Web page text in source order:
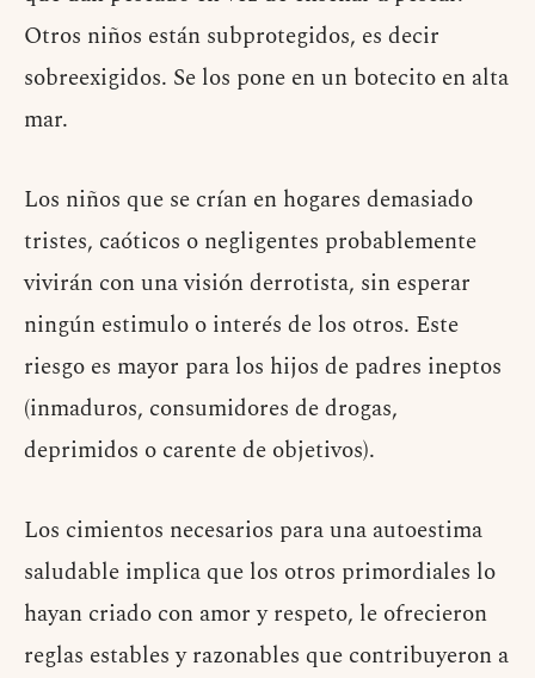
Otros niños están subprotegidos, es decir
sobreexigidos. Se los pone en un botecito en alta
mar.
Los niños que se crían en hogares demasiado
tristes, caóticos o negligentes probablemente
vivirán con una visión derrotista, sin esperar
ningún estimulo o interés de los otros. Este
riesgo es mayor para los hijos de padres ineptos
(inmaduros, consumidores de drogas,
deprimidos o carente de objetivos).
Los cimientos necesarios para una autoestima
saludable implica que los otros primordiales lo
hayan criado con amor y respeto, le ofrecieron
reglas estables y razonables que contribuyeron a